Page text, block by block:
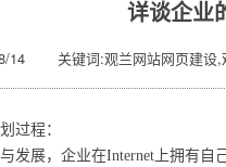
详谈企业
8/14 关键词:观兰网站网页建设
过程：
展，企业在Internet上拥有自